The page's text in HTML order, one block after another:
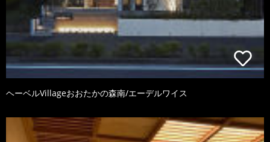
ヘーベルVillageおおたかの森南/エーデルワイス